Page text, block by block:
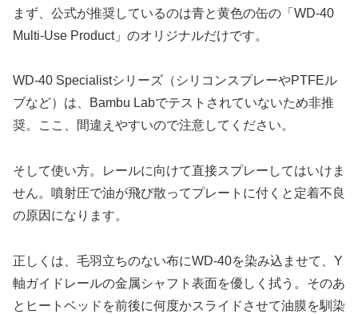
まず、公式が推奨しているのは青と黄色の缶の「WD-40
Multi-Use Product」のオリジナルだけです。
WD-40 Specialistシリーズ（シリコンスプレーやPTFEル
ブなど）は、Bambu Labでテストされていないため非推
奨。ここ、間違えやすいので注意してください。
そして使い方。レールに向けて直接スプレーしてはいけま
せん。噴射圧で油が飛び散ってプレートに付くと定着不良
の原因になります。
正しくは、毛羽立ちのない布にWD-40を染み込ませて、Y
軸ガイドレールの金属シャフト表面を優しく拭う。そのあ
とヒートベッドを前後に何度かスライドさせて油膜を馴染